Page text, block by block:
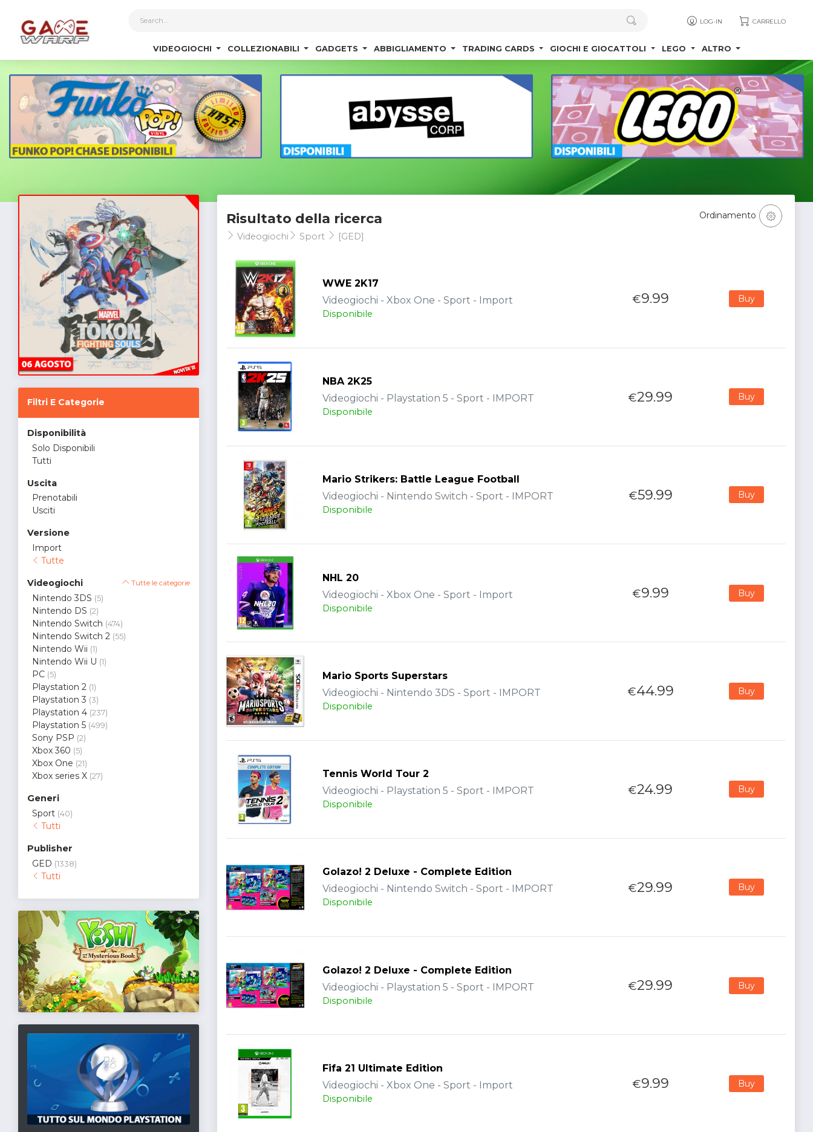
LOG-IN CARRELLO
VIDEOGIOCHI COLLEZIONABILI GADGETS ABBIGLIAMENTO TRADING CARDS GIOCHI E GIOCATTOLI LEGO ALTRO
Filtri E Categorie
Disponibilità
Solo Disponibili
Tutti
Uscita
Prenotabili
Usciti
Versione
Import
Tutte
Videogiochi Tutte le categorie
Nintendo 3DS (5)
Nintendo DS (2)
Nintendo Switch (474)
Nintendo Switch 2 (55)
Nintendo Wii (1)
Nintendo Wii U (1)
PC (5)
Playstation 2 (1)
Playstation 3 (3)
Playstation 4 (237)
Playstation 5 (499)
Sony PSP (2)
Xbox 360 (5)
Xbox One (21)
Xbox series X (27)
Generi
Sport (40)
Tutti
Publisher
GED (1338)
Tutti
Risultato della ricerca
Videogiochi Sport [GED]
Ordinamento
WWE 2K17
Videogiochi - Xbox One - Sport - Import
Disponibile
€9.99 Buy
NBA 2K25
Videogiochi - Playstation 5 - Sport - IMPORT
Disponibile
€29.99 Buy
Mario Strikers: Battle League Football
Videogiochi - Nintendo Switch - Sport - IMPORT
Disponibile
€59.99 Buy
NHL 20
Videogiochi - Xbox One - Sport - Import
Disponibile
€9.99 Buy
Mario Sports Superstars
Videogiochi - Nintendo 3DS - Sport - IMPORT
Disponibile
€44.99 Buy
Tennis World Tour 2
Videogiochi - Playstation 5 - Sport - IMPORT
Disponibile
€24.99 Buy
Golazo! 2 Deluxe - Complete Edition
Videogiochi - Nintendo Switch - Sport - IMPORT
Disponibile
€29.99 Buy
Golazo! 2 Deluxe - Complete Edition
Videogiochi - Playstation 5 - Sport - IMPORT
Disponibile
€29.99 Buy
Fifa 21 Ultimate Edition
Videogiochi - Xbox One - Sport - Import
Disponibile
€9.99 Buy